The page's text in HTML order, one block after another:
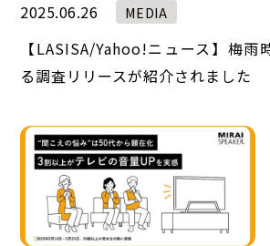
2025.06.26 MEDIA
【LASISA/Yahoo!ニュース】梅雨
る調査リリースが紹介されました